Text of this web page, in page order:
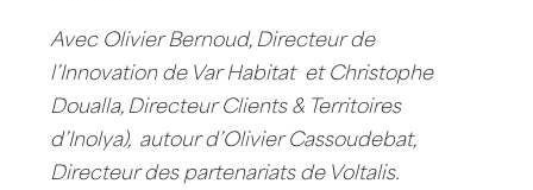
Avec Olivier Bernoud, Directeur de
l’Innovation de Var Habitat et Christophe
Doualla, Directeur Clients & Territoires
d’Inolya), autour d’Olivier Cassoudebat,
Directeur des partenariats de Voltalis.